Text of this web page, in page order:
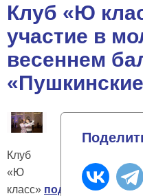
Клуб «Ю
участие в
весеннем
Клуб
«Ю
класс» подростково-